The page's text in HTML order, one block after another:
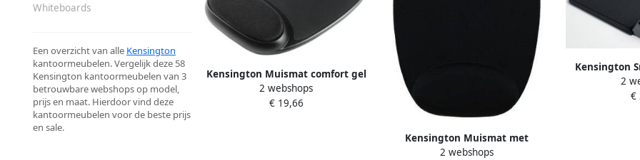
Whiteboards
Een overzicht van alle Kensington
kantoormeubelen. Vergelijk deze 58
Kensington kantoormeubelen van 3
betrouwbare webshops op model,
prijs en maat. Hierdoor vind deze
kantoormeubelen voor de beste prijs
en sale.
Kensington Muismat comfort gel
zwart
2 webshops
€ 19,66
Kensington Muismat met
Polsondersteuning Foam zwart
2 webshops
Kensington
met
2
€